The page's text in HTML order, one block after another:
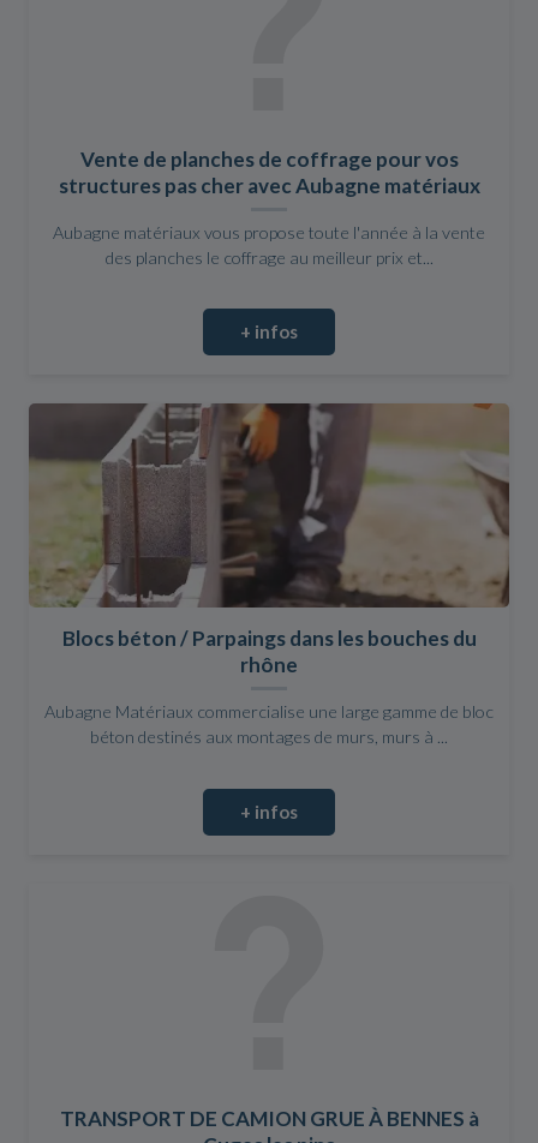
Vente de planches de coffrage pour vos
structures pas cher avec Aubagne matériaux
Aubagne matériaux vous propose toute l'année à la vente
des planches le coffrage au meilleur prix et...
+ infos
Blocs béton / Parpaings dans les bouches du
rhône
Aubagne Matériaux commercialise une large gamme de bloc
béton destinés aux montages de murs, murs à ...
+ infos
TRANSPORT DE CAMION GRUE À BENNES à